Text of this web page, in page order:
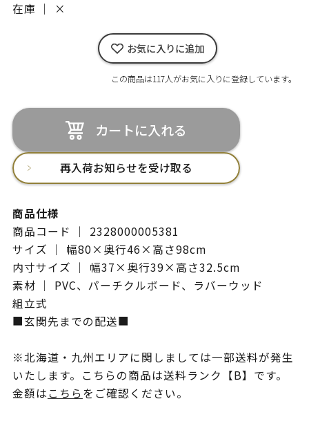
在庫 ｜
×
お気に入りに追加
この商品は117人がお気に入りに登録しています。
カートに入れる
再入荷お知らせを受け取る
商品仕様
商品コード ｜ 2328000005381
サイズ ｜ 幅80×奥行46×高さ98cm
内寸サイズ ｜ 幅37×奥行39×高さ32.5cm
素材 ｜ PVC、パーチクルボード、ラバーウッド
組立式
■玄関先までの配送■
※北海道・九州エリアに関しましては一部送料が発生
いたします。こちらの商品は送料ランク【B】です。
金額はこちらをご確認ください。